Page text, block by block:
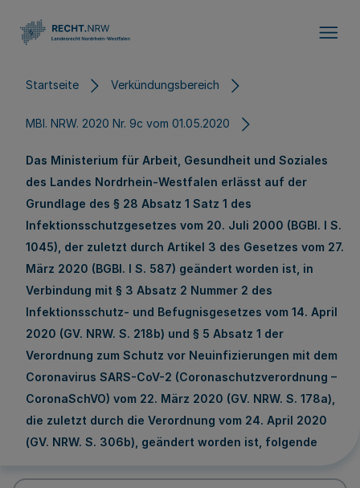
Startseite Verkündungsbereich
MBl. NRW. 2020 Nr. 9c vom 01.05.2020
Das Ministerium für Arbeit, Gesundheit und Soziales
des Landes Nordrhein-Westfalen erlässt auf der
Grundlage des § 28 Absatz 1 Satz 1 des
Infektionsschutzgesetzes vom 20. Juli 2000 (BGBl. I S.
1045), der zuletzt durch Artikel 3 des Gesetzes vom 27.
März 2020 (BGBl. I S. 587) geändert worden ist, in
Verbindung mit § 3 Absatz 2 Nummer 2 des
Infektionsschutz- und Befugnisgesetzes vom 14. April
2020 (GV. NRW. S. 218b) und § 5 Absatz 1 der
Verordnung zum Schutz vor Neuinfizierungen mit dem
Coronavirus SARS-CoV-2 (Coronaschutzverordnung –
CoronaSchVO) vom 22. März 2020 (GV. NRW. S. 178a),
die zuletzt durch die Verordnung vom 24. April 2020
(GV. NRW. S. 306b), geändert worden ist, folgende